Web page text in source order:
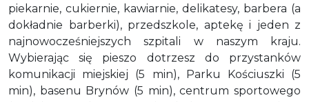
piekarnie, cukiernie, kawiarnie, delikatesy, barbera (a
dokładnie barberki), przedszkole, aptekę i jeden z
najnowocześniejszych szpitali w naszym kraju.
Wybierając się pieszo dotrzesz do przystanków
komunikacji miejskiej (5 min), Parku Kościuszki (5
min), basenu Brynów (5 min), centrum sportowego